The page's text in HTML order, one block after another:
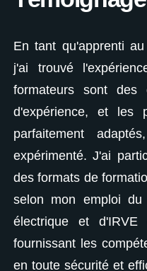
En tant qu'apprenti
j'ai trouvé
formateurs sont
d'expérience, et les
parfaitement
expérimenté. J'ai
des formats de
selon mon emploi du
électrique et
fournissant les
en toute sécurité et